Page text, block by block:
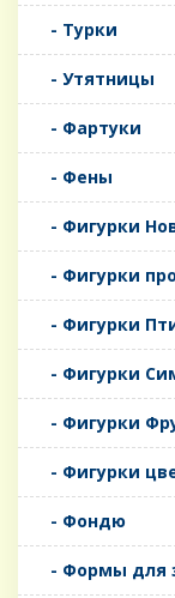
- Турки
- Утятницы
- Фартуки
- Фены
- Фигурки
- Фигурки
- Фигурки
- Фигурки
- Фигурки
- Фигурки
- Фондю
- Формы для